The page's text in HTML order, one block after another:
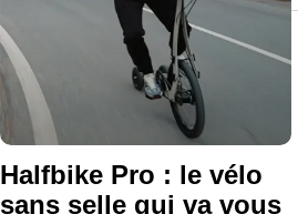
Halfbike Pro : le vélo
sans selle qui va vous